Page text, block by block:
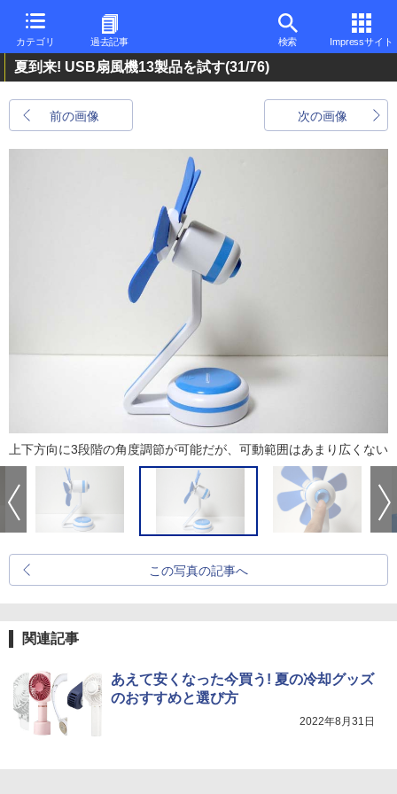
カテゴリ 過去記事 検索 Impressサイト
夏到来! USB扇風機13製品を試す(31/76)
前の画像 次の画像
上下方向に3段階の角度調節が可能だが、可動範囲はあまり広くない
この写真の記事へ
関連記事
あえて安くなった今買う! 夏の冷却グッズ
のおすすめと選び方
2022年8月31日